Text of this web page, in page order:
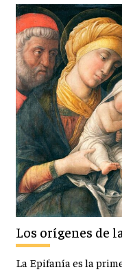
Los orígenes de
La Epifanía es la